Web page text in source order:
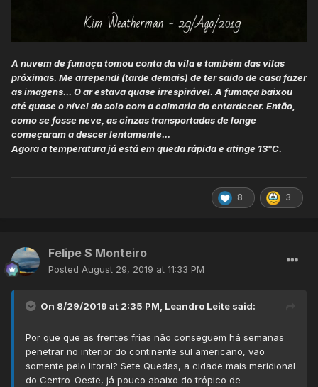
A nuvem de fumaça tomou conta da vila e também das vilas
próximas. Me arrependi (tarde demais) de ter saído de casa fazer
as imagens... O ar estava quase irrespirável. A fumaça baixou
até quase o nível do solo com a calmaria do entardecer. Então,
como se fosse neve, as cinzas transportadas de longe
começaram a descer lentamente...
Agora a temperatura já está em queda rápida e atinge 13°C.
8 3
Felipe S Monteiro
Posted August 29, 2019 at 11:33 PM
On 8/29/2019 at 2:35 PM, Leandro Leite said:
Por que que as frentes frias não conseguem há semanas
penetrar no interior do continente sul americano, vão
somente pelo litoral? Sete Quedas, a cidade mais meridional
do Centro-Oeste, já pouco abaixo do trópico de